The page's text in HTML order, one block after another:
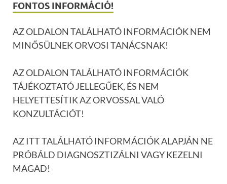
FONTOS INFORMÁCIÓ!
AZ OLDALON TALÁLHATÓ INFORMÁCIÓK NEM
MINŐSÜLNEK ORVOSI TANÁCSNAK!
AZ OLDALON TALÁLHATÓ INFORMÁCIÓK
TÁJÉKOZTATÓ JELLEGŰEK, ÉS NEM
HELYETTESÍTIK AZ ORVOSSAL VALÓ
KONZULTÁCIÓT!
AZ ITT TALÁLHATÓ INFORMÁCIÓK ALAPJÁN NE
PRÓBÁLD DIAGNOSZTIZÁLNI VAGY KEZELNI
MAGAD!